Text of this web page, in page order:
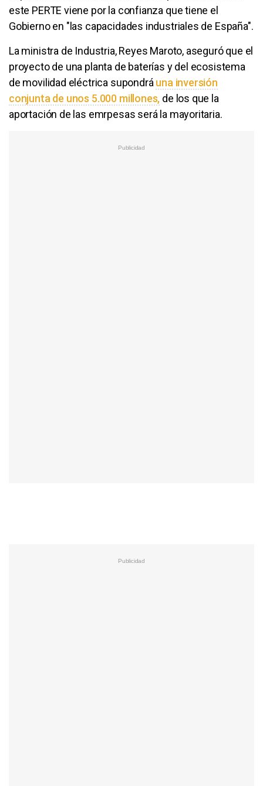
este PERTE viene por la confianza que tiene el
Gobierno en "las capacidades industriales de España".
La ministra de Industria, Reyes Maroto, aseguró que el
proyecto de una planta de baterías y del ecosistema
de movilidad eléctrica supondrá una inversión
conjunta de unos 5.000 millones, de los que la
aportación de las emrpesas será la mayoritaria.